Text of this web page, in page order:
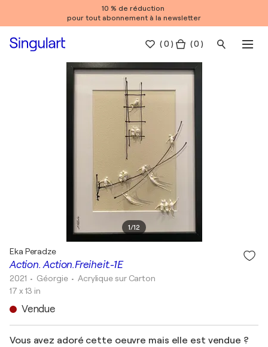
10 % de réduction
pour tout abonnement à la newsletter
(0 ) ( 0 )
1/12
Action. Action.Freiheit.-1E
Eka Peradze
2021 • Géorgie • Acrylique sur Carton
17 x 13 in
Vendue
Vous avez adoré cette oeuvre mais elle est vendue ?